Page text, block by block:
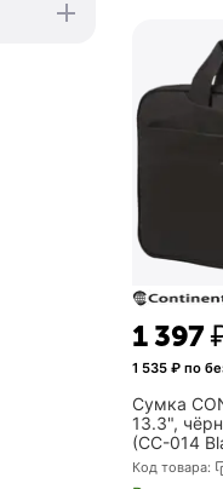
1 397
1 535 ₽ по
Сумка
13.3",
(CC-014
Код товара: